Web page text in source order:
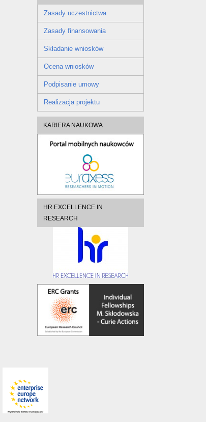
Zasady uczestnictwa
Zasady finansowania
Składanie wniosków
Ocena wniosków
Podpisanie umowy
Realizacja projektu
KARIERA NAUKOWA
HR EXCELLENCE IN
RESEARCH